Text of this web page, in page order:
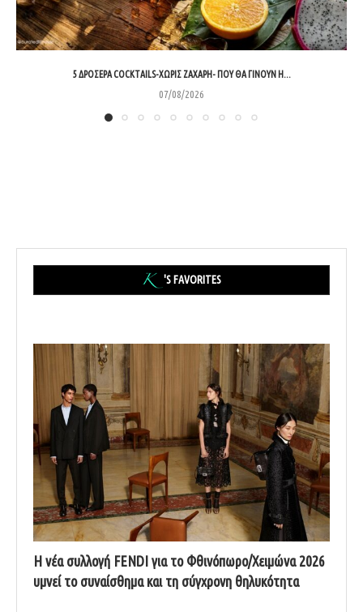
5 ΔΡΟΣΕΡΆ COCKTAILS-ΧΩΡΊΣ ΖΆΧΑΡΗ- ΠΟΥ ΘΑ ΓΊΝΟΥΝ Η...
07/08/2026
'S FAVORITES
Η νέα συλλογή FENDI για το Φθινόπωρο/Χειμώνα 2026
υμνεί το συναίσθημα και τη σύγχρονη θηλυκότητα